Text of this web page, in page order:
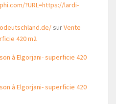
?URL=https://lardi-
surVente
420 m2
à Elgorjani- superficie 420
à Elgorjani- superficie 420